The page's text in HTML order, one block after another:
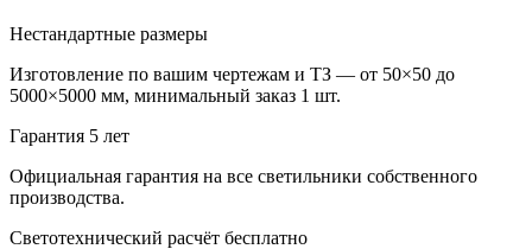
Нестандартные размеры
Изготовление по вашим чертежам и ТЗ — от 50×50 до
5000×5000 мм, минимальный заказ 1 шт.
Гарантия 5 лет
Официальная гарантия на все светильники собственного
производства.
Светотехнический расчёт бесплатно